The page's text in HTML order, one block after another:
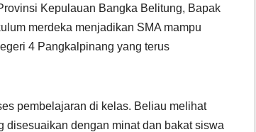
Kepulauan Bangka Belitung, Bapak
merdeka menjadikan SMA mampu
4 Pangkalpinang yang terus
pembelajaran di kelas. Beliau melihat
disesuaikan dengan minat dan bakat siswa